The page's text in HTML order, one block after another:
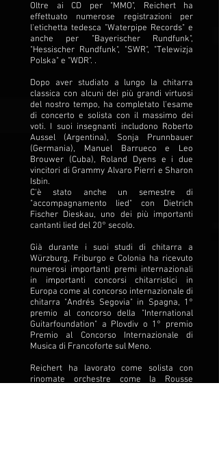
Oltre ai CD per "MMO", Reichert ha
effettuato numerose registrazioni per
l'etichetta tedesca "Waterpipe Records" e
anche per "Bayerischer Rundfunk",
"Hessischer Rundfunk", "SWR", "Telewizja
Polska" e "WDR". .
Dopo aver studiato a lungo la chitarra
classica con alcuni dei più grandi virtuosi
del nostro tempo, ha completato l'esame
di concerto e solista con il massimo dei
voti. I suoi insegnanti includono Roberto
Aussel (Argentina), Sonja Prunnbauer
(Germania), Manuel Barrueco e Leo
Brouwer (Cuba), Roland Dyens e i due
vincitori di Grammy Alvaro Pierri e Sharon
Isbin.
C'è stato anche un semestre di
"accompagnamento lied" con Dietrich
Fischer Dieskau, uno dei più importanti
cantanti lied del 20° secolo.
Già durante i suoi studi di chitarra a
Würzburg, Friburgo e Colonia ha ricevuto
numerosi importanti premi internazionali
in importanti concorsi chitarristici in
Europa come al concorso internazionale di
chitarra "Andrés Segovia" in Spagna, 1°
premio al concorso della "International
Guitarfoundation" a Plovdiv o 1° premio
Premio al Concorso Internazionale di
Musica di Francoforte sul Meno.
Reichert ha lavorato come solista con
rinomate orchestre come la Rousse